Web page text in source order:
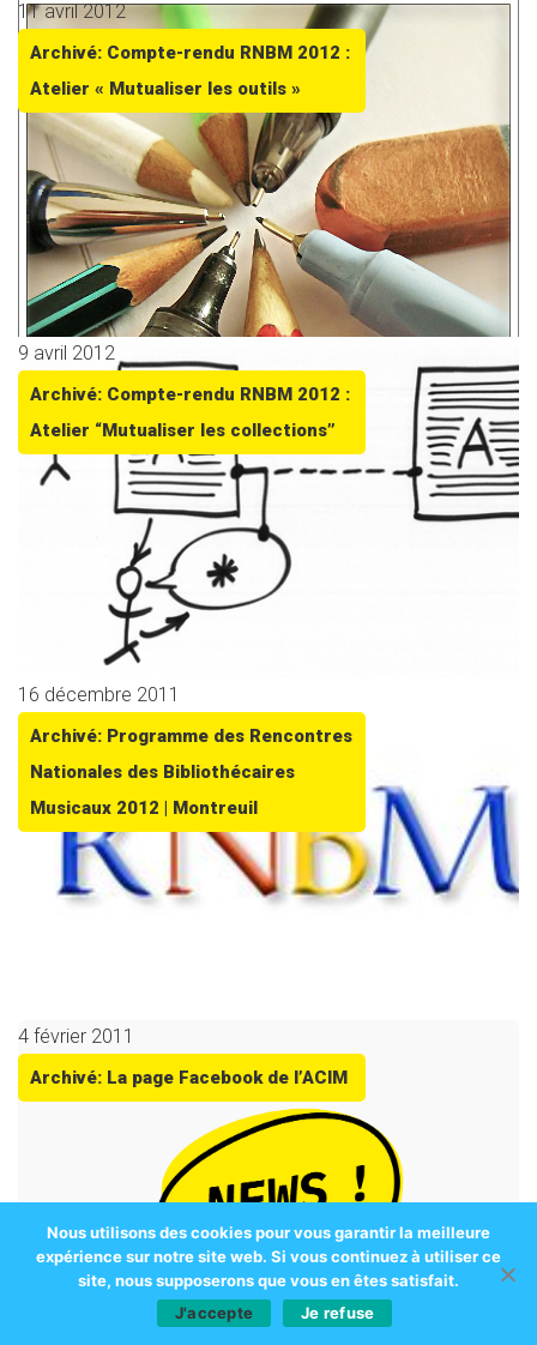
11 avril 2012
Archivé: Compte-rendu RNBM 2012 :
Atelier « Mutualiser les outils »
9 avril 2012
Archivé: Compte-rendu RNBM 2012 :
Atelier “Mutualiser les collections”
16 décembre 2011
Archivé: Programme des Rencontres
Nationales des Bibliothécaires
Musicaux 2012 | Montreuil
4 février 2011
Archivé: La page Facebook de l’ACIM
Nous utilisons des cookies pour vous garantir la meilleure
expérience sur notre site web. Si vous continuez à utiliser ce
site, nous supposerons que vous en êtes satisfait.
J'accepte
Je refuse